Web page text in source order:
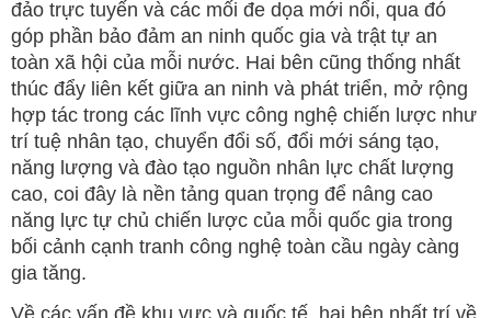
đảo trực tuyến và các mối đe dọa mới nổi, qua đó
góp phần bảo đảm an ninh quốc gia và trật tự an
toàn xã hội của mỗi nước. Hai bên cũng thống nhất
thúc đẩy liên kết giữa an ninh và phát triển, mở rộng
hợp tác trong các lĩnh vực công nghệ chiến lược như
trí tuệ nhân tạo, chuyển đổi số, đổi mới sáng tạo,
năng lượng và đào tạo nguồn nhân lực chất lượng
cao, coi đây là nền tảng quan trọng để nâng cao
năng lực tự chủ chiến lược của mỗi quốc gia trong
bối cảnh cạnh tranh công nghệ toàn cầu ngày càng
gia tăng.
Về các vấn đề khu vực và quốc tế, hai bên nhất trí về